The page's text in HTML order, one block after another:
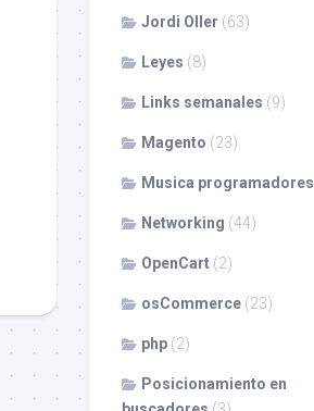
Jordi Oller (63)
Leyes (8)
Links semanales (9)
Magento (23)
Musica programadores
Networking (44)
OpenCart(2)
osCommerce(23)
php(2)
Posicionamiento en